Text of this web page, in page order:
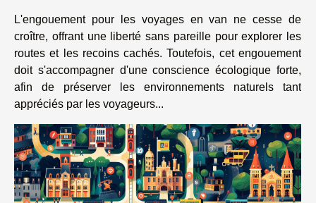
L'engouement pour les voyages en van ne cesse de
croître, offrant une liberté sans pareille pour explorer les
routes et les recoins cachés. Toutefois, cet engouement
doit s'accompagner d'une conscience écologique forte,
afin de préserver les environnements naturels tant
appréciés par les voyageurs...